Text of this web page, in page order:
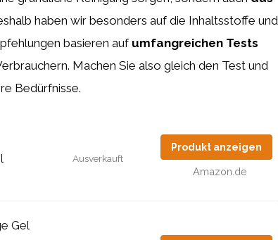
haben wir besonders auf die Inhaltsstoffe und
basieren auf umfangreichen Tests
Machen Sie also gleich den Test und
Bedürfnisse.
Ausverkauft
Produkt anzeigen
Amazon.de
Gel